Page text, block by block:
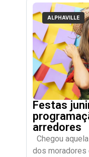
ALPHAVILLE
Festas
arredores
Chegou
dos moradores